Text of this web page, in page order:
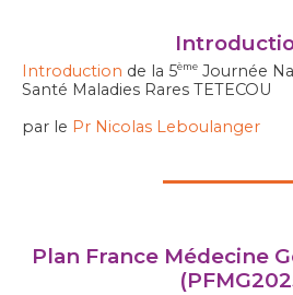
Introduction de la 5ème Journée
Santé Maladies Rares TETECOU
par le Pr Nicolas Leboulanger
Plan France Médecine